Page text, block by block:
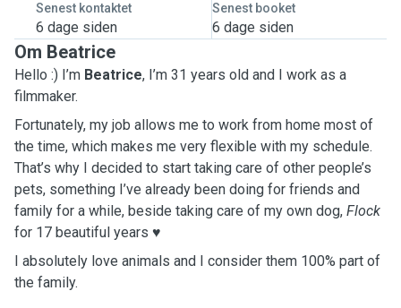
Senest kontaktet
6 dage siden
Senest booket
6 dage siden
Om Beatrice
Hello :) I’m Beatrice, I’m 31 years old and I work as a
filmmaker.
Fortunately, my job allows me to work from home most of
the time, which makes me very flexible with my schedule.
That’s why I decided to start taking care of other people’s
pets, something I’ve already been doing for friends and
family for a while, beside taking care of my own dog, Flock
for 17 beautiful years ♥️
I absolutely love animals and I consider them 100% part of
the family.